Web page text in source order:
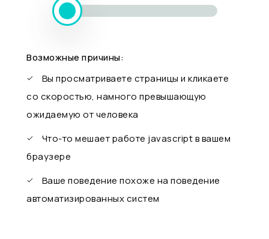
Возможные причины:
Вы просматриваете страницы и кликаете
со скоростью, намного превышающую
ожидаемую от человека
Что-то мешает работе javascript в вашем
браузере
Ваше поведение похоже на поведение
автоматизированных систем